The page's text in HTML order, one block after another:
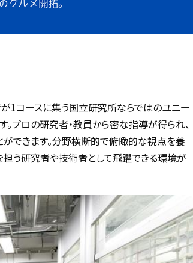
1コースに集う国立研究所ならではのユニー
プロの研究者・教員から密な指導が得られ、
できます。分野横断的で俯瞰的な視点を養
う研究者や技術者として飛躍できる環境が